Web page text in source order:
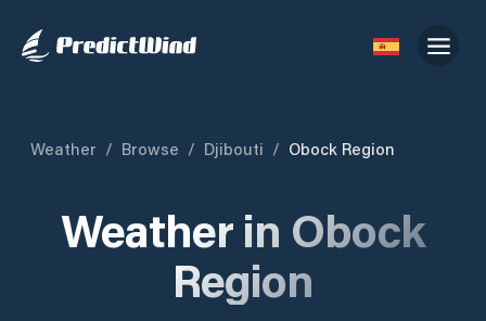
Weather / Browse / Djibouti / Obock Region
Weather in Obock
Region